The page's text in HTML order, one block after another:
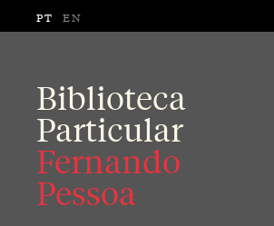
PT EN
Biblioteca
Particular
Fernando
Pessoa